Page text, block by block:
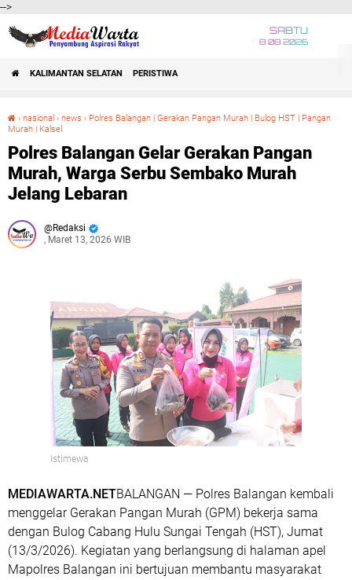
-->
SABTU
8 08 2026
KALIMANTAN SELATAN PERISTIWA
› nasional › news › Polres Balangan | Gerakan Pangan Murah | Bulog HST | Pangan
Murah | Kalsel
Polres Balangan Gelar Gerakan Pangan
Murah, Warga Serbu Sembako Murah
Jelang Lebaran
Redaksi
, Maret 13, 2026 WIB
Istimewa
MEDIAWARTA.NETBALANGAN — Polres Balangan kembali
menggelar Gerakan Pangan Murah (GPM) bekerja sama
dengan Bulog Cabang Hulu Sungai Tengah (HST), Jumat
(13/3/2026). Kegiatan yang berlangsung di halaman apel
Mapolres Balangan ini bertujuan membantu masyarakat